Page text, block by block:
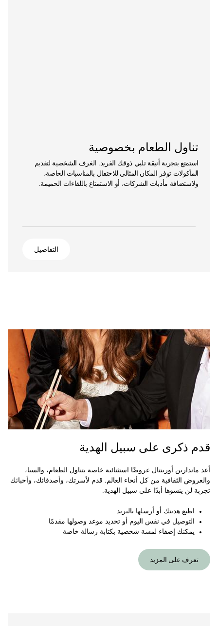
تناول الطعام بخصوصية
استمتع بتجربة أنيقة تلبي ذوقك الفريد. الغرف الشخصية لتقديم
المأكولات توفر المكان المثالي للاحتفال بالمناسبات الخاصة،
ولاستضافة مأدبات الشركات، أو الاستمتاع باللقاءات الحميمة.
التفاصيل
قدم ذكرى على سبيل الهدية
أعد ماندارين أورينتال عروضًا استثنائية خاصة بتناول الطعام، والسبا،
والعروض الثقافية من كل أنحاء العالم. قدم لأسرتك، وأصدقائك، وأحبائك
تجربة لن ينسوها أبدًا على سبيل الهدية.
اطبع هديتك أو أرسلها بالبريد
التوصيل في نفس اليوم أو تحديد موعد وصولها مقدمًا
يمكنك إضفاء لمسة شخصية بكتابة رسالة خاصة
تعرف على المزيد